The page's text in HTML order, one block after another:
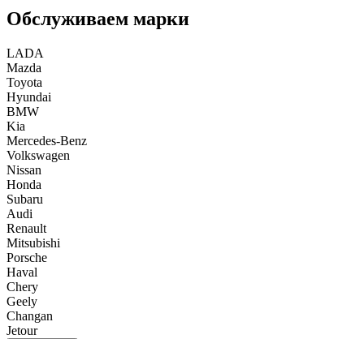
Обслуживаем марки
LADA
Mazda
Toyota
Hyundai
BMW
Kia
Mercedes-Benz
Volkswagen
Nissan
Honda
Subaru
Audi
Renault
Mitsubishi
Porsche
Haval
Chery
Geely
Changan
Jetour